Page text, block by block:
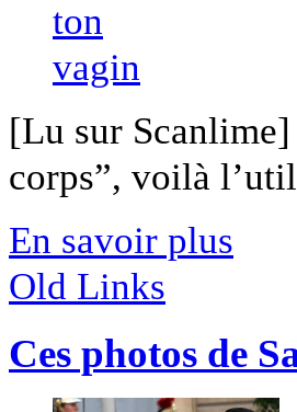
[Lu sur
corps”, voilà
En savoir plus
Old Links
Ces photos de